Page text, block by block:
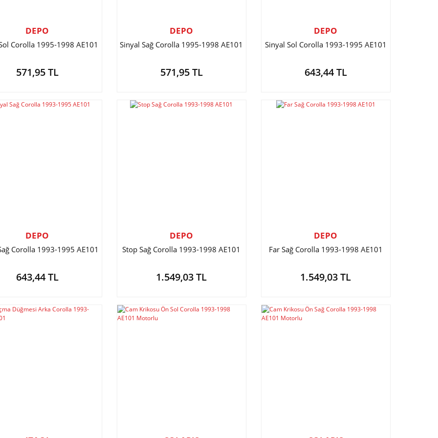
DEPO
Corolla 1995-1998 AE101
571,95 TL
DEPO
Sinyal Sağ Corolla 1995-1998 AE101
571,95 TL
DEPO
Sinyal Sol Corolla 1993-1995 AE101
643,44 TL
DEPO
Corolla 1993-1995 AE101
643,44 TL
DEPO
Stop Sağ Corolla 1993-1998 AE101
1.549,03 TL
DEPO
Far Sağ Corolla 1993-1998 AE101
1.549,03 TL